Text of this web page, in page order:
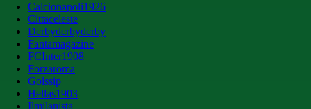
Calcionapoli1926
Cittaceleste
Derbyderbyderby
Fantamagazine
FCInter1908
Forzaroma
Golssip
Hellas1903
Ilmilanista